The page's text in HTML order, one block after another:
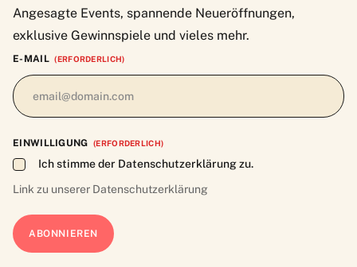
Angesagte Events, spannende Neueröffnungen,
exklusive Gewinnspiele und vieles mehr.
E-MAIL (ERFORDERLICH)
EINWILLIGUNG (ERFORDERLICH)
Ich stimme der Datenschutzerklärung zu.
Link zu unserer Datenschutzerklärung